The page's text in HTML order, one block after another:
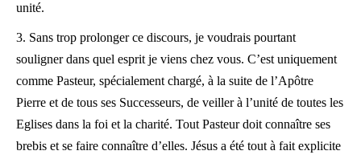
unité.
3. Sans trop prolonger ce discours, je voudrais pourtant
souligner dans quel esprit je viens chez vous. C’est uniquement
comme Pasteur, spécialement chargé, à la suite de l’Apôtre
Pierre et de tous ses Successeurs, de veiller à l’unité de toutes les
Eglises dans la foi et la charité. Tout Pasteur doit connaître ses
brebis et se faire connaître d’elles. Jésus a été tout à fait explicite